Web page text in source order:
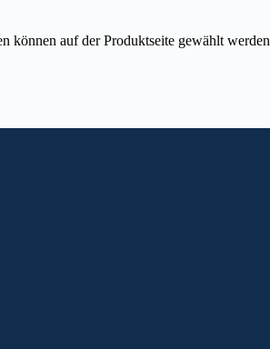
können auf der Produktseite gewählt werden